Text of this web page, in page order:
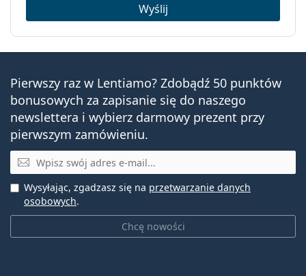
Wyślij
Pierwszy raz w Lentiamo? Zdobądź 50 punktów
bonusowych za zapisanie się do naszego
newslettera i wybierz darmowy prezent przy
pierwszym zamówieniu.
E-mail
Chcę nowości
Wysyłając, zgadzasz się na przetwarzanie danych
osobowych.